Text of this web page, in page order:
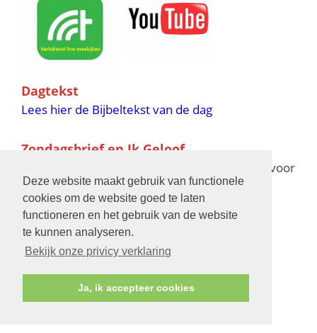
Deze website maakt gebruik van functionele
cookies om de website goed te laten
functioneren en het gebruik van de website
te kunnen analyseren.
Bekijk onze privicy verklaring
Ja, ik accepteer cookies
Dagtekst
Lees hier de Bijbeltekst van de dag
Zondagsbrief en Ik Geloof
voor
de verschijningsdata in 2025 en 2026
Bijbelschool